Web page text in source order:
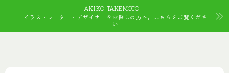
AKIKO TAKEMOTO｜
イラストレーター・デザイナーをお探しの方へ。こちらをご覧くださ
い